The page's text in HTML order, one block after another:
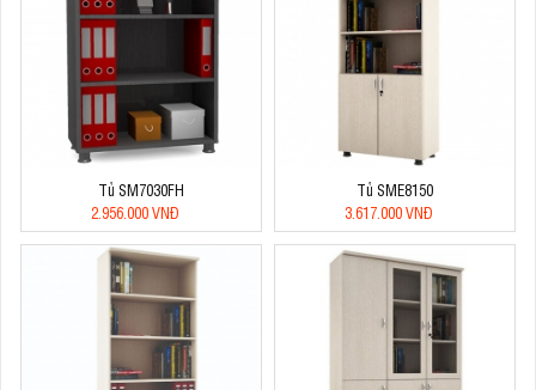
Tủ SM7030FH
2.956.000 VNĐ
Tủ SME8150
3.617.000 VNĐ